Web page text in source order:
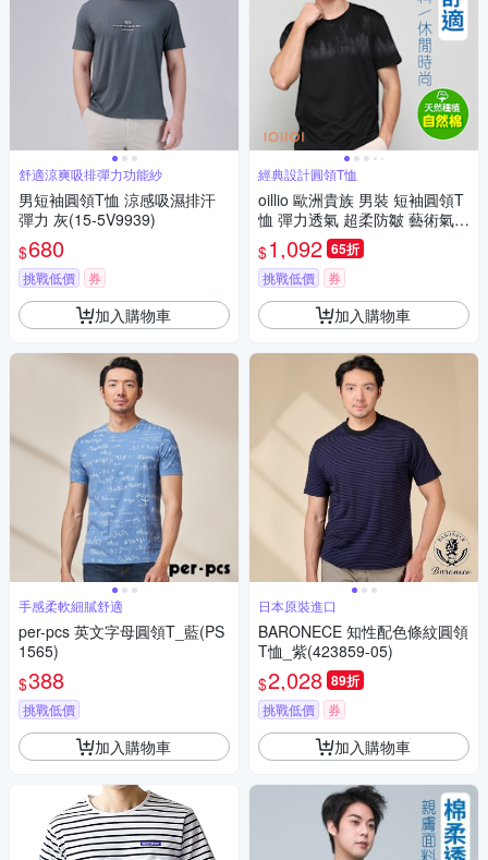
舒適涼爽吸排彈力功能紗
男短袖圓領T恤 涼感吸濕排汗
彈力 灰(15-5V9939)
$680
挑戰低價 券
加入購物車
手感柔軟細膩舒適
per-pcs 英文字母圓領T_藍(PS
1565)
$388
挑戰低價
加入購物車
經典設計圓領T恤
oillio 歐洲貴族 男裝 短袖圓領T
恤 彈力透氣 超柔防皺 藝術氣息
涼感衫 黑色 法國品牌
$1,092 65折
挑戰低價 券
加入購物車
日本原裝進口
BARONECE 知性配色條紋圓領
T恤_紫(423859-05)
$2,028 89折
挑戰低價 券
加入購物車